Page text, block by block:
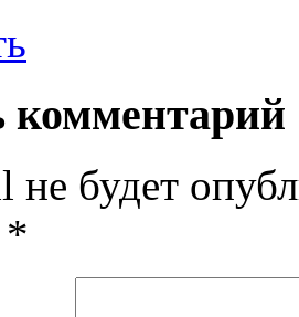
комментарий
будет
*